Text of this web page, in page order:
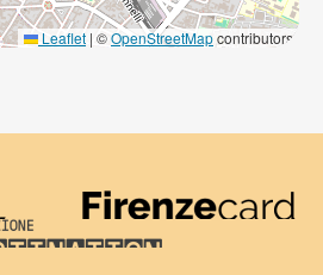
Leaflet | ©OpenStreetMapcontributors
Firenze Card
Florence